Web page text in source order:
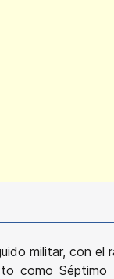
militar, con el
como Séptimo